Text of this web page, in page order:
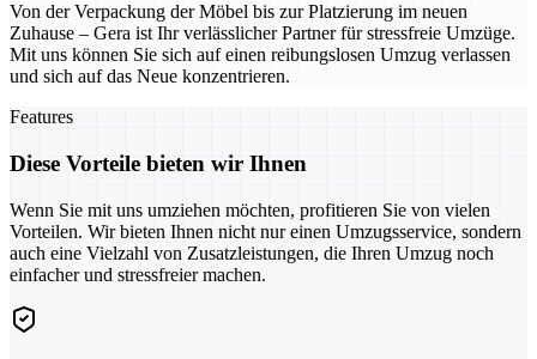
Von der Verpackung der Möbel bis zur Platzierung im neuen
Zuhause – Gera ist Ihr verlässlicher Partner für stressfreie Umzüge.
Mit uns können Sie sich auf einen reibungslosen Umzug verlassen
und sich auf das Neue konzentrieren.
Features
Diese Vorteile bieten wir Ihnen
Wenn Sie mit uns umziehen möchten, profitieren Sie von vielen
Vorteilen. Wir bieten Ihnen nicht nur einen Umzugsservice, sondern
auch eine Vielzahl von Zusatzleistungen, die Ihren Umzug noch
einfacher und stressfreier machen.